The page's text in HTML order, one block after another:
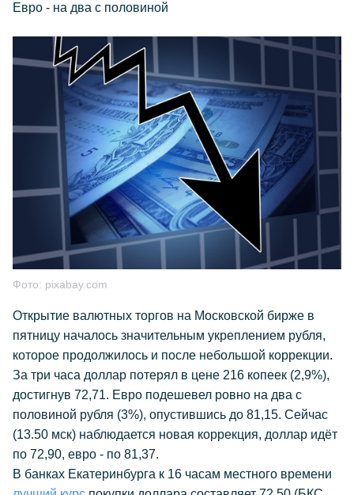
Евро - на два с половиной
Фото: pixabay.com
Открытие валютных торгов на Московской бирже в
пятницу началось значительным укреплением рубля,
которое продолжилось и после небольшой коррекции.
За три часа доллар потерял в цене 216 копеек (2,9%),
достигнув 72,71. Евро подешевел ровно на два с
половиной рубля (3%), опустившись до 81,15. Сейчас
(13.50 мск) наблюдается новая коррекция, доллар идёт
по 72,90, евро - по 81,37.
В банках Екатеринбурга к 16 часам местного времени